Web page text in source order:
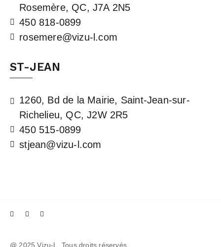
Rosemère, QC, J7A 2N5
450 818-0899
rosemere@vizu-l.com
ST-JEAN
1260, Bd de la Mairie, Saint-Jean-sur-
Richelieu, QC, J2W 2R5
450 515-0899
stjean@vizu-l.com
@ 2025 Vizu-L, Tous droits réservés